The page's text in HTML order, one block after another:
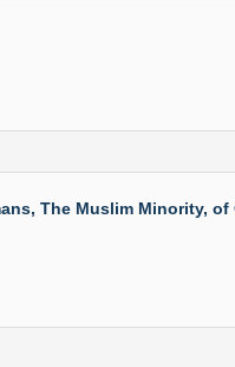
The Muslim Minority, of